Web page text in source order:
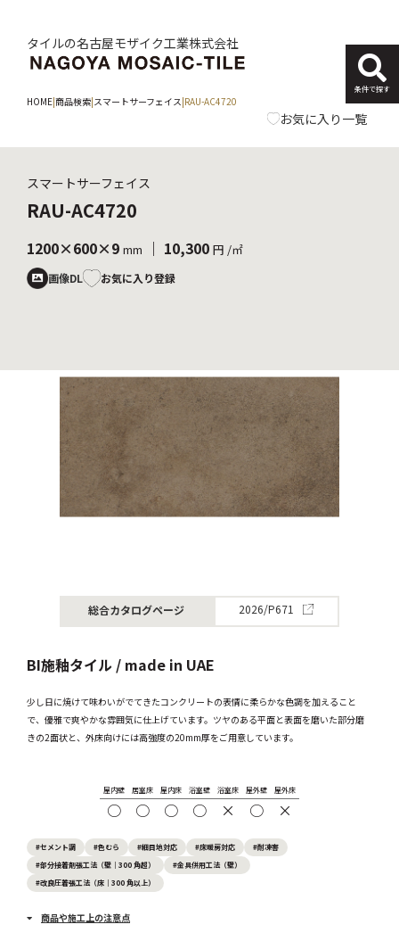
タイルの名古屋モザイク工業株式会社
HOME|商品検索|スマートサーフェイス|RAU-AC4720
お気に入り一覧
スマートサーフェイス
RAU-AC4720
1200×600×9 mm ｜ 10,300 円 /㎡
画像DL お気に入り登録
総合カタログページ 2026/P671
BI施釉タイル / made in UAE
少し日に焼けて味わいがでてきたコンクリートの表情に柔らかな色調を加えること
で、優雅で爽やかな雰囲気に仕上げています。ツヤのある平面と表面を磨いた部分磨
きの2面状と、外床向けには高強度の20mm厚をご用意しています。
屋内壁
○
居室床
○
屋内床
○
浴室壁
○
浴室床
×
屋外壁
○
屋外床
×
#セメント調 #色むら #細目地対応 #床暖房対応
#耐凍害
#部分接着剤張工法（壁｜300 角超）
#金具併用工法（壁）
#改良圧着張工法（床｜300 角以上）
商品や施工上の注意点
条件で探す